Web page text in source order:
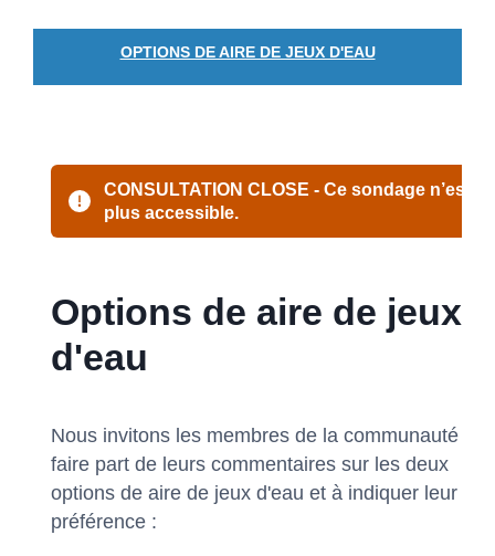
OPTIONS DE AIRE DE JEUX D'EAU